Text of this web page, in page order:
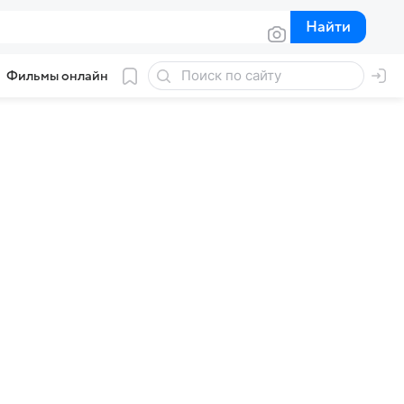
Найти
Найти
Фильмы онлайн